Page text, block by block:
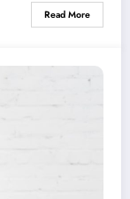
Read More